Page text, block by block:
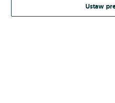
Kontynuując za pośrednictwem
Regulamin serwisu
Ustaw